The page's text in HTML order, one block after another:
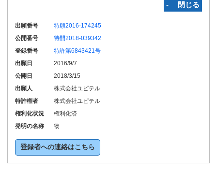
‐ 閉じる
出願番号
特願2016-174245
公開番号
特開2018-039342
登録番号
特許第6843421号
出願日
2016/9/7
公開日
2018/3/15
出願人
株式会社ユピテル
特許権者
株式会社ユピテル
権利化状況
権利化済
発明の名称
物
登録者への連絡はこちら